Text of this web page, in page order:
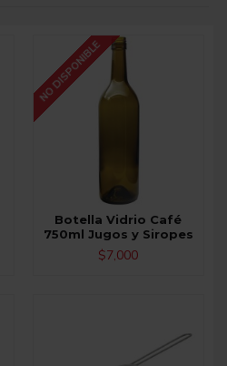
NO DISPONIBLE
Botella Vidrio Café
750ml Jugos y Siropes
$7,000